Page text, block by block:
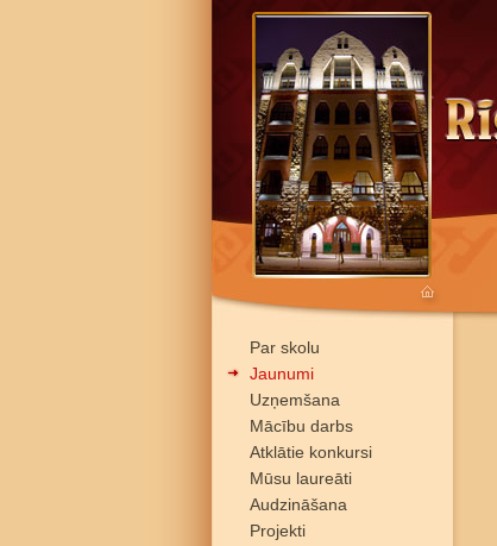
Par skolu
Jaunumi
Uzņemšana
Mācību darbs
Atklātie konkursi
Mūsu laureāti
Audzināšana
Projekti